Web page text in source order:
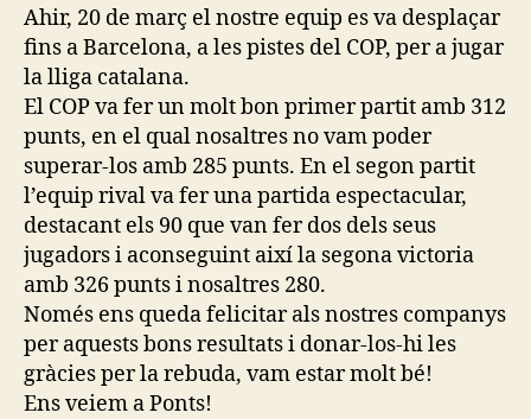
Ahir, 20 de març el nostre equip es va desplaçar
fins a Barcelona, a les pistes del COP, per a jugar
la lliga catalana.
El COP va fer un molt bon primer partit amb 312
punts, en el qual nosaltres no vam poder
superar-los amb 285 punts. En el segon partit
l’equip rival va fer una partida espectacular,
destacant els 90 que van fer dos dels seus
jugadors i aconseguint així la segona victoria
amb 326 punts i nosaltres 280.
Només ens queda felicitar als nostres companys
per aquests bons resultats i donar-los-hi les
gràcies per la rebuda, vam estar molt bé!
Ens veiem a Ponts!